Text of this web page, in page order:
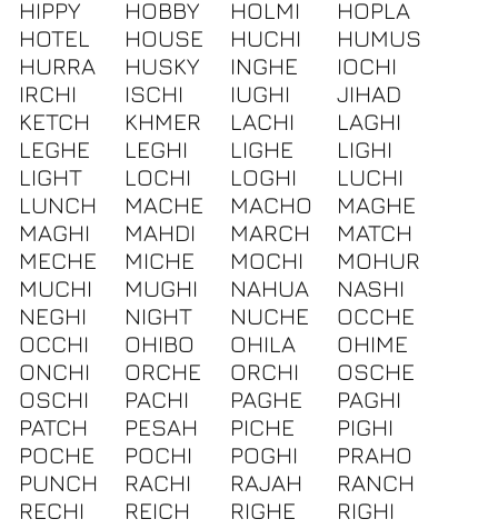
HIPPY
HOBBY HOLMI
HOPLA
HOTEL
HOUSE HUCHI
HUMUS
HURRA
HUSKY INGHE
IOCHI
IRCHI
ISCHI IUGHI
JIHAD
KETCH
KHMER LACHI
LAGHI
LEGHE
LEGHI LIGHE
LIGHI
LIGHT
LOCHI LOGHI
LUCHI
LUNCH
MACHE MACHO
MAGHE
MAGHI
MAHDI MARCH
MATCH
MECHE
MICHE MOCHI
MOHUR
MUCHI
MUGHI NAHUA
NASHI
NEGHI
NIGHT NUCHE
OCCHE
OCCHI
OHIBO OHILA
OHIME
ONCHI
ORCHE ORCHI
OSCHE
OSCHI
PACHI PAGHE
PAGHI
PATCH
PESAH PICHE
PIGHI
POCHE
POCHI POGHI
PRAHO
PUNCH
RACHI RAJAH
RANCH
RECHI
REICH RIGHE
RIGHI